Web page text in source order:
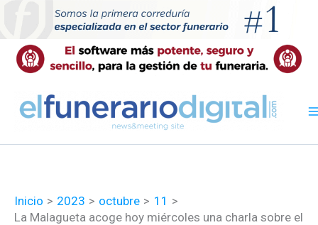
contenido
Inicio 2023 octubre
11
La Malagueta acoge hoy miércoles una charla sobre el